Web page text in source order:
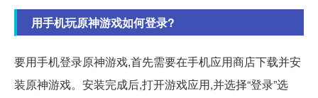
用手机玩原神游戏如何登录?
要用手机登录原神游戏,首先需要在手机应用商店下载并安
装原神游戏。安装完成后,打开游戏应用,并选择“登录”选